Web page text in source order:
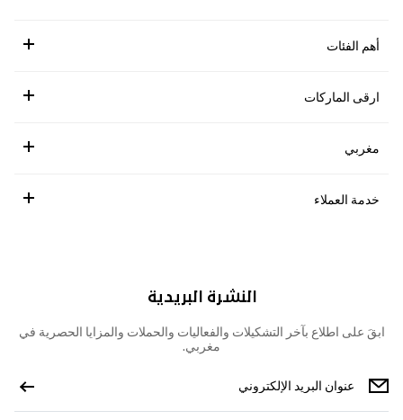
أهم الفئات
ارقى الماركات
مغربي
خدمة العملاء
النشرة البريدية
ابقَ على اطلاع بآخر التشكيلات والفعاليات والحملات والمزايا الحصرية في
مغربي.